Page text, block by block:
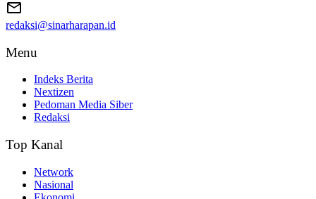
redaksi@sinarharapan.id
Menu
Indeks Berita
Nextizen
Pedoman Media Siber
Redaksi
Top Kanal
Network
Nasional